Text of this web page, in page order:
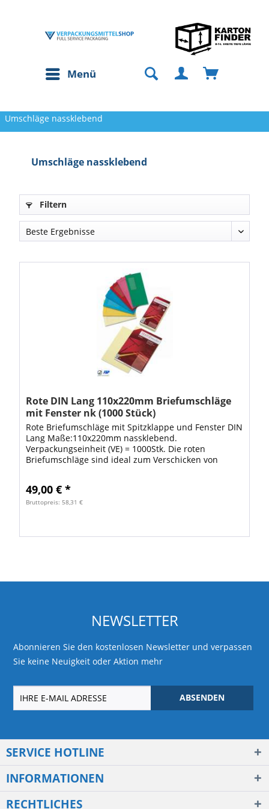
Menü
Umschläge nassklebend
Umschläge nassklebend
Filtern
Rote DIN Lang 110x220mm Briefumschläge
mit Fenster nk (1000 Stück)
Rote Briefumschläge mit Spitzklappe und Fenster DIN
Lang Maße:110x220mm nassklebend.
Verpackungseinheit (VE) = 1000Stk. Die roten
Briefumschläge sind ideal zum Verschicken von
49,00 € *
Bruttopreis: 58,31 €
NEWSLETTER
Abonnieren Sie den kostenlosen Newsletter und verpassen
Sie keine Neuigkeit oder Aktion mehr
ABSENDEN
SERVICE HOTLINE
INFORMATIONEN
RECHTLICHES